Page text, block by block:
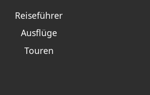
Reiseführer
Ausflüge
Touren